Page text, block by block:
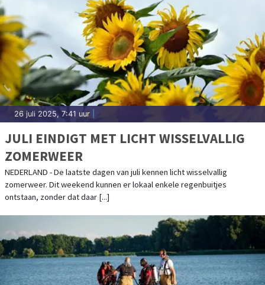
26 juli 2025, 7:41 uur
JULI EINDIGT MET LICHT WISSELVALLIG
ZOMERWEER
NEDERLAND - De laatste dagen van juli kennen licht wisselvallig
zomerweer. Dit weekend kunnen er lokaal enkele regenbuitjes
ontstaan, zonder dat daar [...]